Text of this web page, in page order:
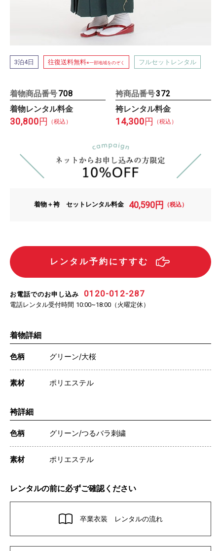
3泊4日 往復送料無料※一部地域をのぞく フルセットレンタル
着物商品番号708
着物レンタル料金
30,800円 （税込）
袴商品番号372
袴レンタル料金
14,300円 （税込）
着物＋袴 セットレンタル料金 40,590円 （税込）
レンタル予約にすすむ
お電話でのお申し込み 0120-012-287
電話レンタル受付時間 10:00~18:00 （火曜定休）
着物詳細
色柄 グリーン/大桜
素材 ポリエステル
袴詳細
色柄 グリーン/つるバラ刺繍
素材 ポリエステル
レンタルの前に必ずご確認ください
卒業衣装 レンタルの流れ